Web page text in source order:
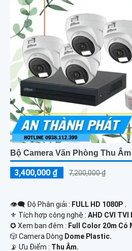
Bộ Camera Văn Phòng Thu Âm
3,400,000 ₫ 7,200,000 ₫
👁️‍🗨 Độ Phân giải : FULL HD 1080P .
⚜️ Tích hợp công nghệ : AHD CVI TVI
✪ Xem ban đêm : Full Color 20m Có
🎲 Camera Dòng Dome Plastic.
️📡 Ưu Điểm : Thu Âm.